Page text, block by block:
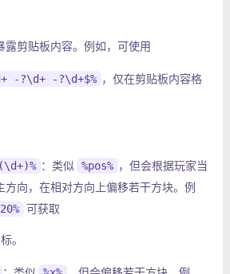
露剪贴板内容。例如，可使用
-?\d+ -?\d+$% ，仅在剪贴板内容格
：类似 %pos% ，但会根据玩家当
方向，在相对方向上偏移若干方块。例
可获取
。